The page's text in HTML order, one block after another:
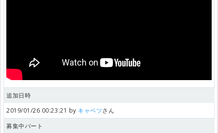
追加日時
2019/01/26 00:23:21 by キャベツさん
募集中パート